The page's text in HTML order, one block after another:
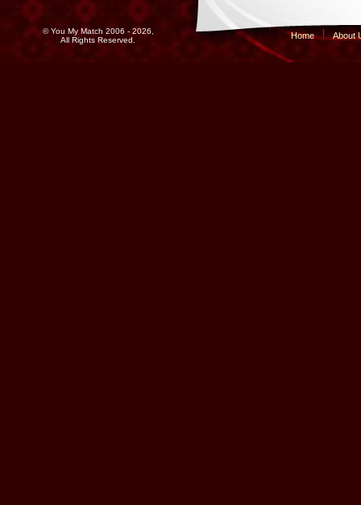
© You My Match 2006 - 2026,
All Rights Reserved.
Home About